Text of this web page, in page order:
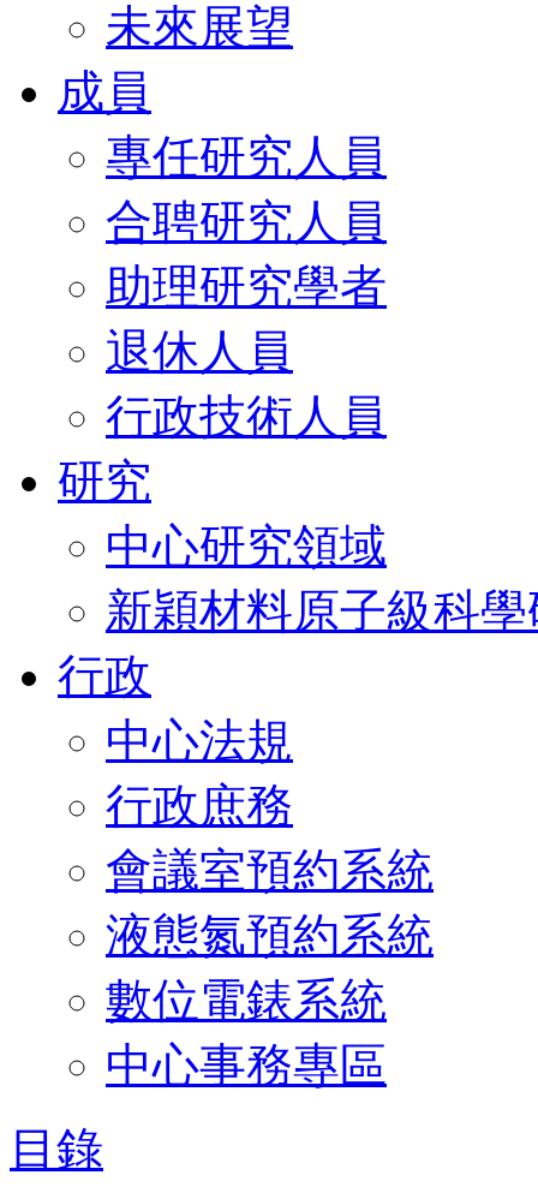
未來展望
成員
專任研究人員
合聘研究人員
助理研究學者
退休人員
行政技術人員
研究
中心研究領域
新穎材料原子級科
行政
中心法規
行政庶務
會議室預約系統
液態氮預約系統
數位電錶系統
中心事務專區
目錄